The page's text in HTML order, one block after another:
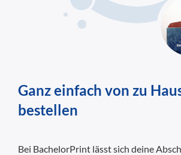
Ganz einfach von zu
bestellen
Bei BachelorPrint lässt sich deine